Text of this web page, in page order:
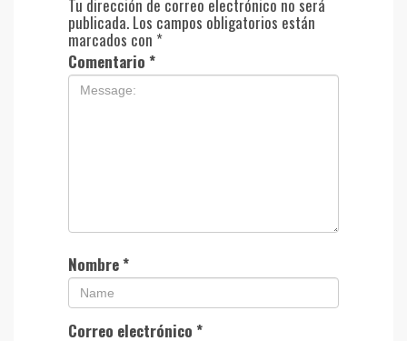
Tu dirección de correo electrónico no será
publicada. Los campos obligatorios están
marcados con *
Comentario *
Nombre*
Correo electrónico *